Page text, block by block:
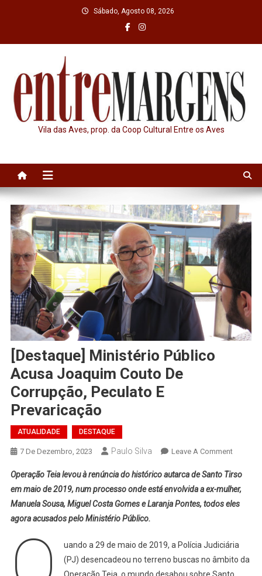
Sábado, Agosto 08, 2026
Vila das Aves, prop. da Coop Cultural Entre os Aves
[Destaque] Ministério Público
Acusa Joaquim Couto De
Corrupção, Peculato E
Prevaricação
ATUALIDADE DESTAQUE
7 De Dezembro, 2023 Paulo Silva Leave A CommentOn
Público
Acusa
De
Peculato
Operação Teia levou à renúncia do histórico autarca de Santo Tirso
em maio de 2019, num processo onde está envolvida a ex-mulher,
Manuela Sousa, Miguel Costa Gomes e Laranja Pontes, todos eles
agora acusados pelo Ministério Público.
uando a 29 de maio de 2019, a Polícia Judiciária
(PJ) desencadeou no terreno buscas no âmbito da